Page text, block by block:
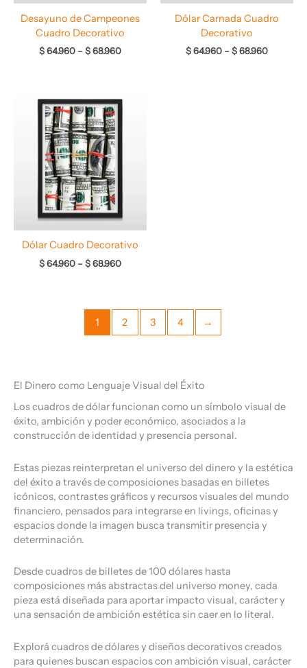
Desayuno de Campeones
Cuadro Decorativo
$64.960 –$68.960
Dólar Carnada Cuadro
Decorativo
$64.960 –$68.960
Dólar Cuadro Decorativo
$64.960 –$68.960
de
1 2 3 4 →
El Dinero como Lenguaje Visual del Éxito
Los cuadros de dólar funcionan como un símbolo visual de
éxito, ambición y poder económico, asociados a la
construcción de identidad y presencia personal.
Estas piezas reinterpretan el universo del dinero y la estética
del éxito a través de composiciones basadas en billetes
icónicos, contrastes gráficos y recursos visuales del mundo
financiero, pensados para integrarse en livings, oficinas y
espacios donde la imagen busca transmitir presencia y
determinación.
Desde cuadros de billetes de 100 dólares hasta
composiciones más abstractas del universo money, cada
pieza está diseñada para aportar impacto visual, carácter y
una sensación de ambición estética sin caer en lo literal.
Explorá cuadros de dólares y diseños decorativos creados
para quienes buscan espacios con ambición visual, carácter